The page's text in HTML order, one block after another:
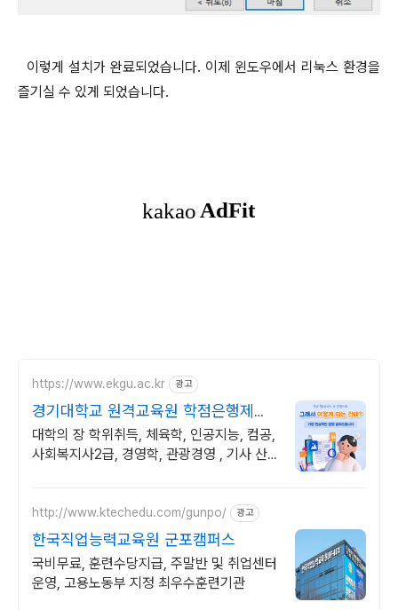
이렇게 설치가 완료되었습니다. 이제 윈도우에서 리눅스 환경을
즐기실 수 있게 되었습니다.
https://www.ekgu.ac.kr 광고
경기대학교 원격교육원 학점은행제
100%온라인수업
대학의 장 학위취득, 체육학, 인공지능, 컴공,
사회복지사2급, 경영학, 관광경영 , 기사 산
http://www.ktechedu.com/gunpo/ 광고
한국직업능력교육원 군포캠퍼스
국비무료, 훈련수당지급, 주말반 및 취업센터
운영, 고용노동부 지정 최우수훈련기관